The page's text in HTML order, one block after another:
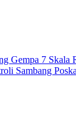
Gempa 7 Skala
Sambang